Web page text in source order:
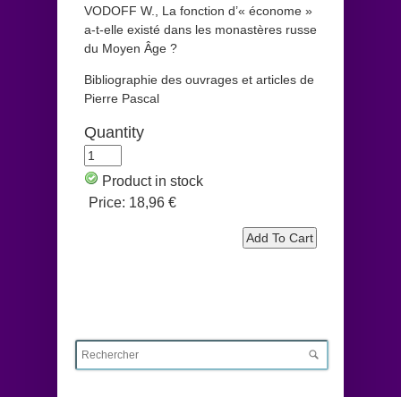
VODOFF W., La fonction d’« économe »
a-t-elle existé dans les monastères russe
du Moyen Âge ?
Bibliographie des ouvrages et articles de
Pierre Pascal
Quantity
Product in stock
Price: 18,96 €